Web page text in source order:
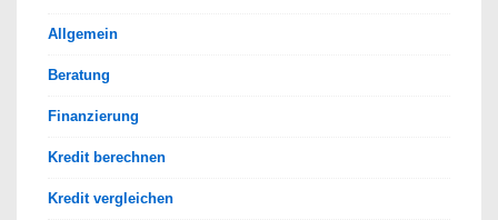
Allgemein
Beratung
Finanzierung
Kredit berechnen
Kredit vergleichen